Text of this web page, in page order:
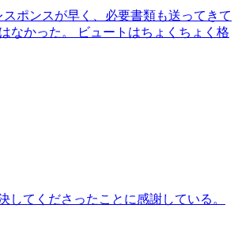
ポンスが早く、必要書類も送ってきて
なかった。 ビュートはちょくちょく格
てくださったことに感謝している。